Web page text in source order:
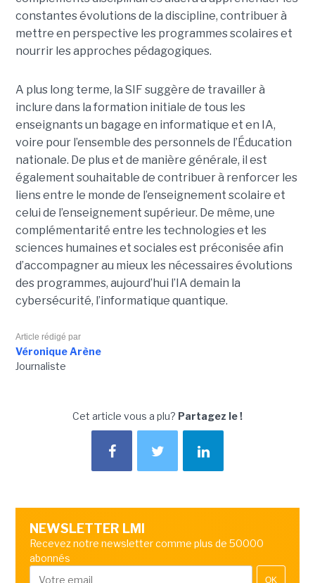
constantes évolutions de la discipline, contribuer à
mettre en perspective les programmes scolaires et
nourrir les approches pédagogiques.
A plus long terme, la SIF suggère de travailler à
inclure dans la formation initiale de tous les
enseignants un bagage en informatique et en IA,
voire pour l’ensemble des personnels de l’Éducation
nationale. De plus et de manière générale, il est
également souhaitable de contribuer à renforcer les
liens entre le monde de l’enseignement scolaire et
celui de l’enseignement supérieur. De même, une
complémentarité entre les technologies et les
sciences humaines et sociales est préconisée afin
d’accompagner au mieux les nécessaires évolutions
des programmes, aujourd’hui l’IA demain la
cybersécurité, l’informatique quantique.
Article rédigé par
Véronique Arène
Journaliste
Cet article vous a plu? Partagez le !
NEWSLETTER LMI
Recevez notre newsletter comme plus de 50000
abonnés
OK